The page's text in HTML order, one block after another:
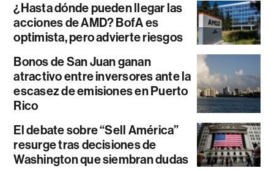
¿Hasta dónde pueden llegar las
acciones de AMD? BofA es
optimista, pero advierte riesgos
Bonos de San Juan ganan
atractivo entre inversores ante la
escasez de emisiones en Puerto
Rico
El debate sobre “Sell América”
resurge tras decisiones de
Washington que siembran dudas